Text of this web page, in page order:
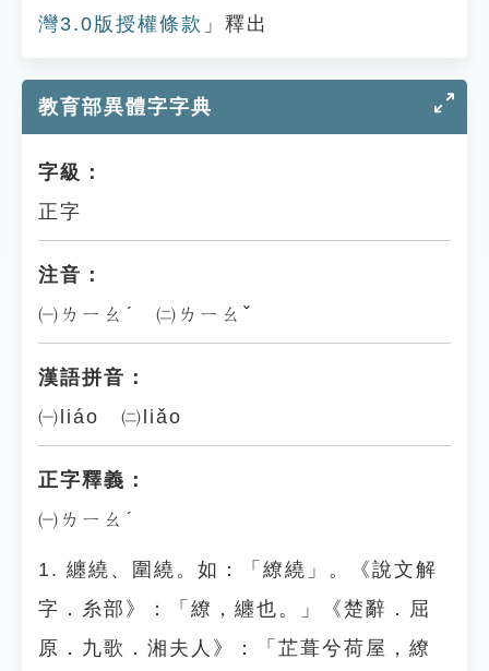
灣3.0版授權條款 」釋出
教育部異體字字典
字級：
正字
注音：
㈠ㄌㄧㄠˊ ㈡ㄌㄧㄠˇ
漢語拼音：
㈠liáo ㈡liǎo
正字釋義：
㈠ㄌㄧㄠˊ
1. 纏繞、圍繞。如：「繚繞」。《說文解
字．糸部》：「繚，纏也。」《楚辭．屈
原．九歌．湘夫人》：「芷葺兮荷屋，繚